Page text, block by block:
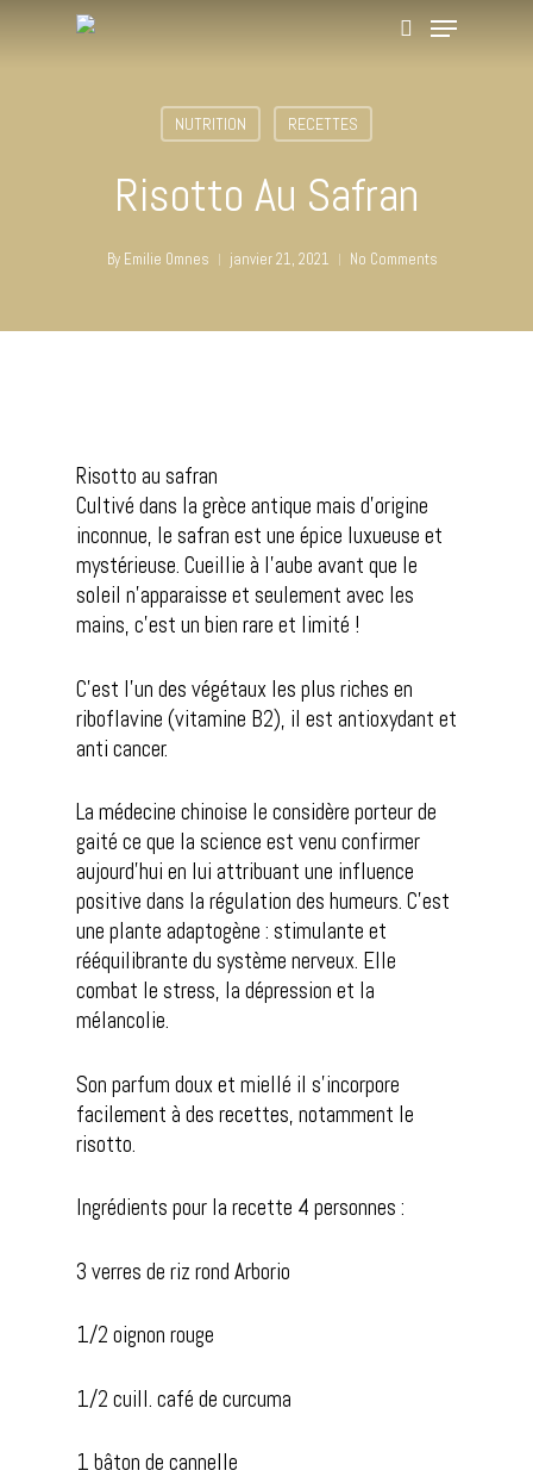
Hit enter to search or ESC to close
NUTRITION RECETTES
Risotto Au Safran
By Emilie Omnes janvier 21, 2021 No Comments
Risotto au safran
Cultivé dans la grèce antique mais d’origine
inconnue, le safran est une épice luxueuse et
mystérieuse. Cueillie à l’aube avant que le
soleil n’apparaisse et seulement avec les
mains, c’est un bien rare et limité !
C’est l’un des végétaux les plus riches en
riboflavine (vitamine B2), il est antioxydant et
anti cancer.
La médecine chinoise le considère porteur de
gaité ce que la science est venu confirmer
aujourd’hui en lui attribuant une influence
positive dans la régulation des humeurs. C’est
une plante adaptogène : stimulante et
rééquilibrante du système nerveux. Elle
combat le stress, la dépression et la
mélancolie.
Son parfum doux et miellé il s’incorpore
facilement à des recettes, notamment le
risotto.
Ingrédients pour la recette 4 personnes :
3 verres de riz rond Arborio
1/2 oignon rouge
1/2 cuill. café de curcuma
1 bâton de cannelle